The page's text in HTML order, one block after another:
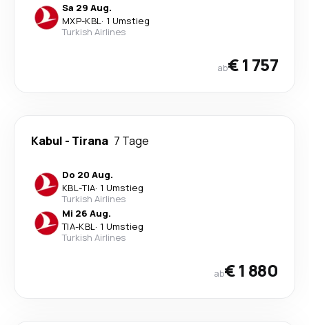
Sa 29 Aug.
MXP-KBL· 1 Umstieg
Turkish Airlines
ab€ 1 757
Kabul - Tirana 7 Tage
Do 20 Aug.
KBL-TIA· 1 Umstieg
Turkish Airlines
Mi 26 Aug.
TIA-KBL· 1 Umstieg
Turkish Airlines
ab€ 1 880